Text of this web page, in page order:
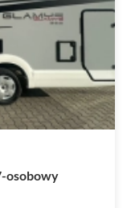
osobowy